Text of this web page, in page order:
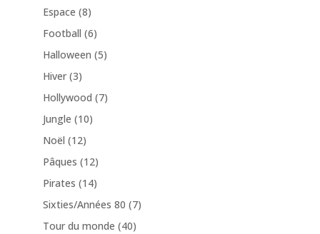
Espace (8)
Football (6)
Halloween (5)
Hiver (3)
Hollywood (7)
Jungle (10)
Noël (12)
Pâques (12)
Pirates (14)
Sixties/Années 80 (7)
Tour du monde (40)